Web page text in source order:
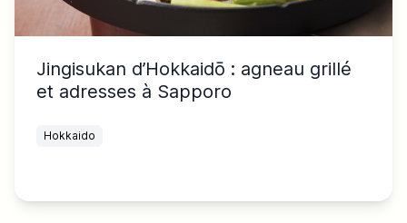
Jingisukan d’Hokkaidō : agneau grillé
et adresses à Sapporo
Hokkaido